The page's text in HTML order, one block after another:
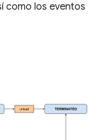
como los eventos